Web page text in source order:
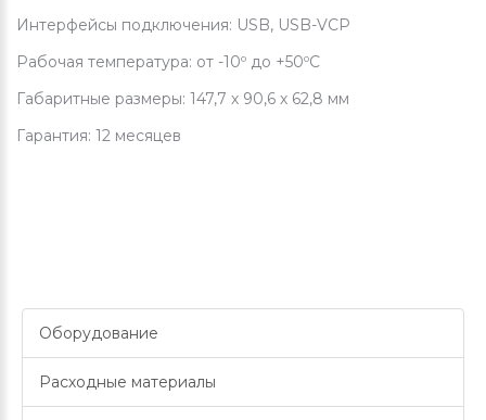
Интерфейсы подключения: USB, USB-VCP
Рабочая температура: от -10º до +50ºC
Габаритные размеры: 147,7 х 90,6 х 62,8 мм
Гарантия: 12 месяцев
Оборудование
Расходные материалы